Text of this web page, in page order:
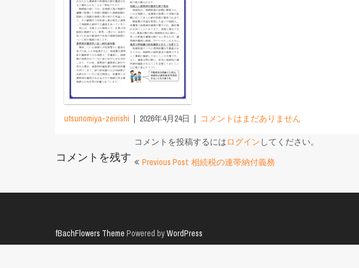
utsunomiya-zeirishi 2026年4月24日 コメントはまだありません
コメントを残す
コメントを投稿するにはログイン してください。
投
ナ
ゲ
Previous Post: 相続税の連帯納付義務
fBachFlowers Theme Powered byWordPress